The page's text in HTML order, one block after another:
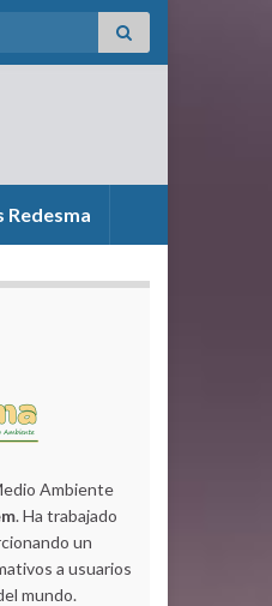
Redesma
Ambiente
. Ha trabajado
un
a usuarios
mundo.